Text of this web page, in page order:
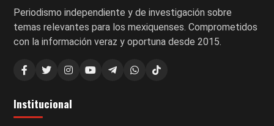
Periodismo independiente y de investigación sobre
temas relevantes para los mexiquenses. Comprometidos
con la información veraz y oportuna desde 2015.
Institucional